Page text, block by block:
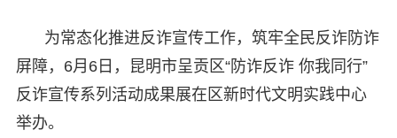
为常态化推进反诈宣传工作，筑牢全民反诈防诈
屏障，6月6日，昆明市呈贡区“防诈反诈 你我同行”
反诈宣传系列活动成果展在区新时代文明实践中心
举办。